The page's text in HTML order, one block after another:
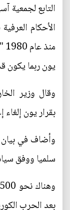
التابع لجمعية
الأحكام
يون ربما يكون
وقال وزير
بقرار يون إلغاء
وأضاف في
سلميا ووفق
بعد الحرب الكورية